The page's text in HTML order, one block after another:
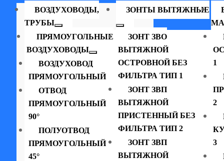
ВОЗДУХОВОДЫ,
ТРУБЫ
ПРЯМОУГОЛЬНЫЕ
ВОЗДУХОВОДЫ
ВОЗДУХОВОД
ПРЯМОУГОЛЬНЫЙ
ОТВОД
ПРЯМОУГОЛЬНЫЙ
90°
ПОЛУОТВОД
ПРЯМОУГОЛЬНЫЙ
45°
ЗОНТЫ ВЫТЯЖНЫЕ
ЗОНТ ЗВО
ВЫТЯЖНОЙ
ОСТРОВНОЙ БЕЗ
ФИЛЬТРА ТИП 1
ЗОНТ ЗВП
ВЫТЯЖНОЙ
ПРИСТЕННЫЙ БЕЗ
ФИЛЬТРА ТИП 2
ЗОНТ ЗВП
ВЫТЯЖНОЙ
1
2
3